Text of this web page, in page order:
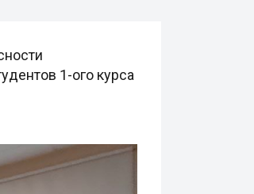
1-ого курса